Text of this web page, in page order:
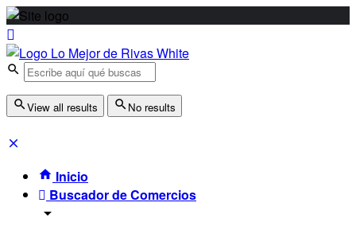
View all results No results
Inicio
Buscador de Comercios